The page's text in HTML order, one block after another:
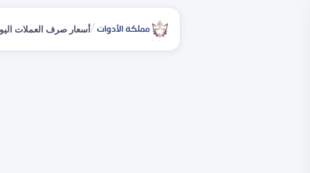
/أسعار صرف العملات